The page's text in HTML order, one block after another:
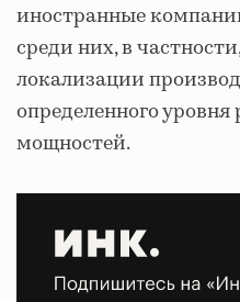
иностранные
среди них, в
локализации
определенного
мощностей.